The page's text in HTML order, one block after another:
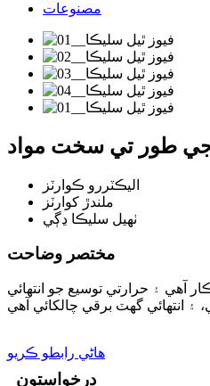
مصنوعات
جي طور تي سخت مواد
اليڪٽررو ڪوارٽز
ملندڙ کوارٽز
ٺهيل سليڪا ڍڳي
مختصر وضاحت
کي يقيني بڻائڻ لاء منفرد فيوزن ٽيڪنالاجي استعمال ڪندي.اسان جي فيوز ٿيل سليڪا 99٪ کان وڌيڪ بيڪار آهي ۽ حرارتي توسيع جو انتهائي
ھاڻي رابطو ڪريو
درخواستون